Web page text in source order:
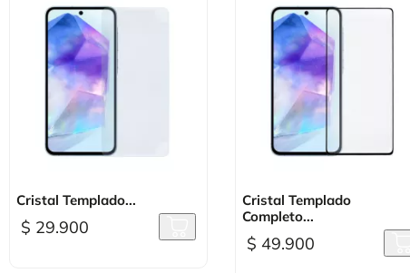
Vista rápida
Cristal Templado...
$ 29.900
Vista rápida
Cristal Templado
Completo...
$ 49.900